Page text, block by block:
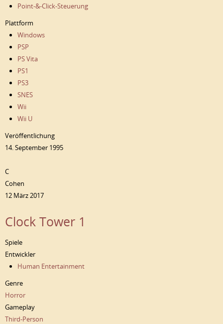
Point-&-Click-Steuerung
Plattform
Windows
PSP
PS Vita
PS1
PS3
SNES
Wii
Wii U
Veröffentlichung
14. September 1995
C
Cohen
12 März 2017
Clock Tower 1
Spiele
Entwickler
Human Entertainment
Genre
Horror
Gameplay
Third-Person